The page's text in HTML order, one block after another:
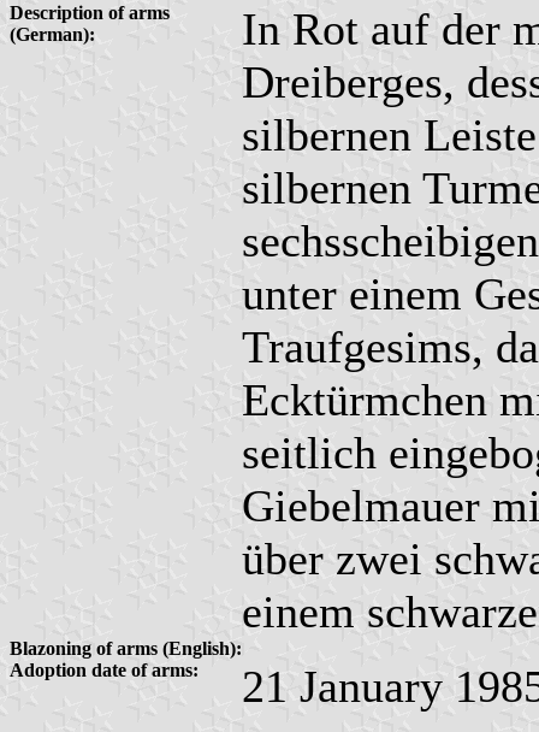
Description of arms
(German):
In Rot auf der
Dreiberges,
silbernen
silbernen
unter einem
Traufgesims,
Ecktürmchen
seitlich
Giebelmauer
über zwei
einem
Blazoning of arms (English):
Adoption date of arms:
21 January